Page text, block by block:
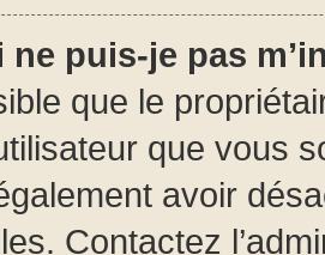
ne puis-je pas
que le
que vous
avoir
Contactez